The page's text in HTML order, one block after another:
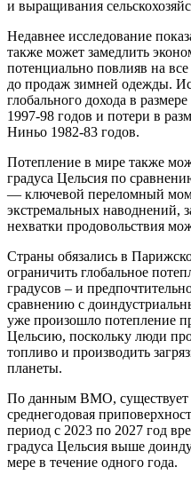
и выращивания
Недавнее исследование
также может замедлить
потенциально повлияв на
до продаж зимней одежды.
глобального дохода в
1997-98 годов и потери в
Ниньо 1982-83 годов.
Потепление в мире также
градуса Цельсия по
— ключевой переломный
экстремальных наводнений,
нехватки продовольствия
Страны обязались в
ограничить глобальное
градусов – и
сравнению с
уже произошло потепление
Цельсию, поскольку люди
топливо и производить
планеты.
По данным ВМО, существует
среднегодовая
период с 2023 по 2027 год
градуса Цельсия выше
мере в течение одного года.